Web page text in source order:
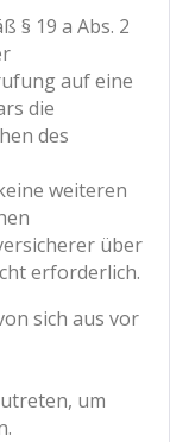
§ 19 a Abs. 2
auf eine
die
des
weiteren
über
erforderlich.
sich aus vor
um